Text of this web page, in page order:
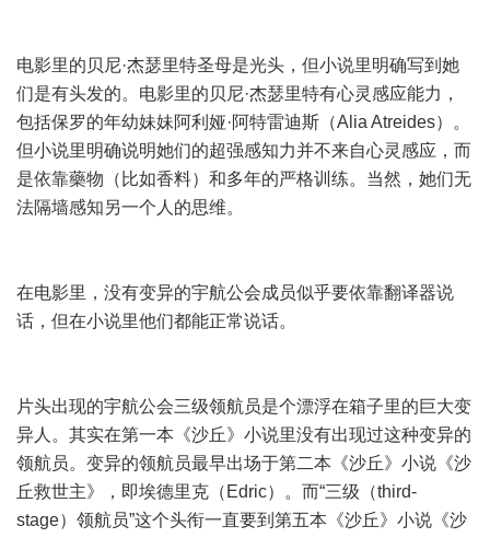
电影里的贝尼·杰瑟里特圣母是光头，但小说里明确写到她
们是有头发的。电影里的贝尼·杰瑟里特有心灵感应能力，
包括保罗的年幼妹妹阿利娅·阿特雷迪斯（Alia Atreides）。
但小说里明确说明她们的超强感知力并不来自心灵感应，而
是依靠藥物（比如香料）和多年的严格训练。当然，她们无
法隔墙感知另一个人的思维。
在电影里，没有变异的宇航公会成员似乎要依靠翻译器说
话，但在小说里他们都能正常说话。
片头出现的宇航公会三级领航员是个漂浮在箱子里的巨大变
异人。其实在第一本《沙丘》小说里没有出现过这种变异的
领航员。变异的领航员最早出场于第二本《沙丘》小说《沙
丘救世主》，即埃德里克（Edric）。而“三级（third-
stage）领航员”这个头衔一直要到第五本《沙丘》小说《沙